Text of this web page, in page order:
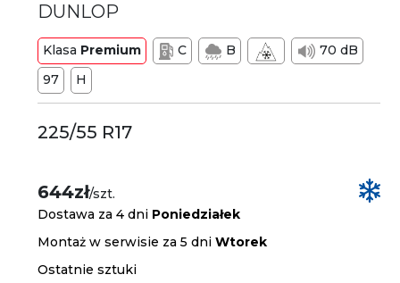
DUNLOP
Klasa Premium C B
70 dB
97
H
225/55 R17
644zł/szt.
Dostawa za 4 dni Poniedziałek
Montaż w serwisie za 5 dniWtorek
Ostatnie sztuki